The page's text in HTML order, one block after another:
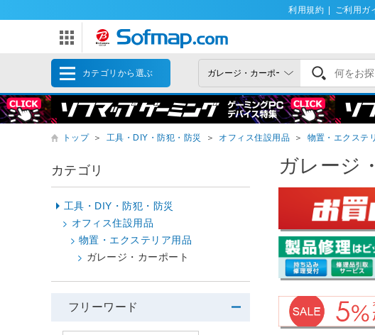
利用規約 ご利用ガ
カテゴリから選ぶ
トップ ＞ 工具・DIY・防犯・防災 ＞ オフィス住設用品 ＞ 物置・エクステ
ガレージ
カテゴリ
工具・DIY・防犯・防災
オフィス住設用品
物置・エクステリア用品
ガレージ・カーポート
フリーワード